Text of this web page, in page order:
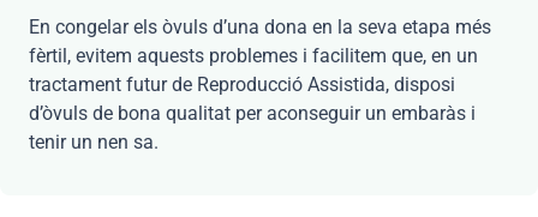
En congelar els òvuls d’una dona en la seva etapa més
fèrtil, evitem aquests problemes i facilitem que, en un
tractament futur de Reproducció Assistida, disposi
d’òvuls de bona qualitat per aconseguir un embaràs i
tenir un nen sa.